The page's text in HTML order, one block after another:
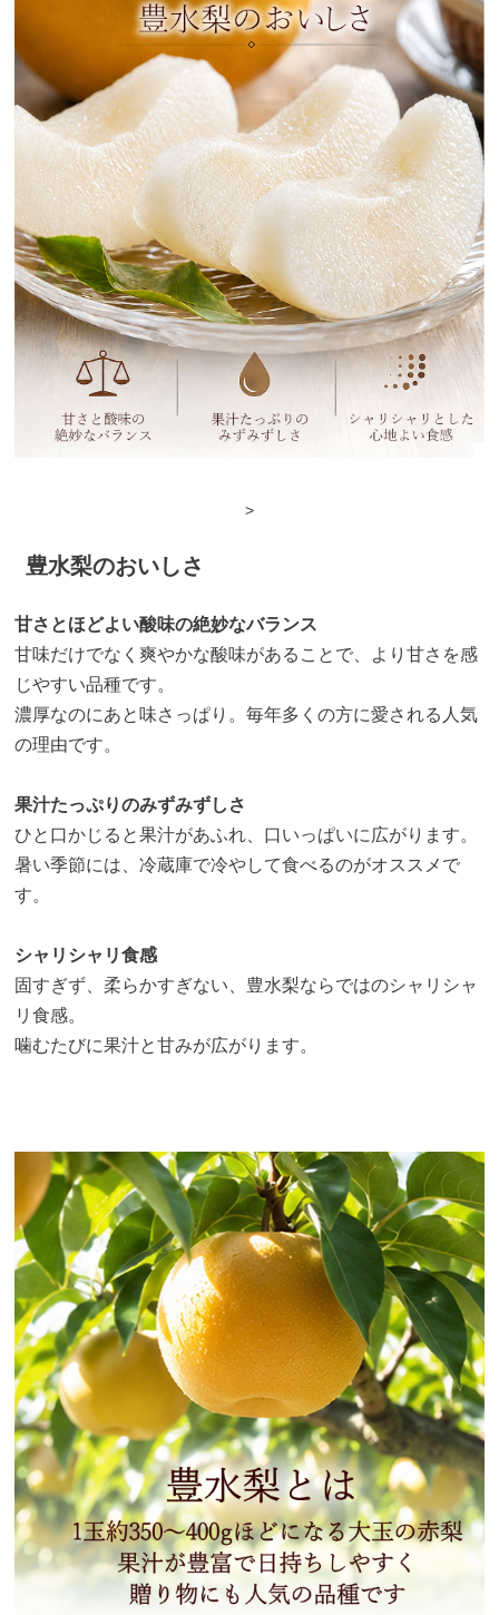
>
豊水梨のおいしさ
甘さとほどよい酸味の絶妙なバランス
甘味だけでなく爽やかな酸味があることで、より甘さを感
じやすい品種です。
濃厚なのにあと味さっぱり。毎年多くの方に愛される人気
の理由です。
果汁たっぷりのみずみずしさ
ひと口かじると果汁があふれ、口いっぱいに広がります。
暑い季節には、冷蔵庫で冷やして食べるのがオススメで
す。
シャリシャリ食感
固すぎず、柔らかすぎない、豊水梨ならではのシャリシャ
リ食感。
噛むたびに果汁と甘みが広がります。